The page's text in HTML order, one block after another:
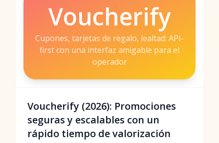
Voucherify
Cupones, tarjetas de regalo, lealtad: API-
first con una interfaz amigable para el
operador
Voucherify (2026): Promociones
seguras y escalables con un
rápido tiempo de valorización